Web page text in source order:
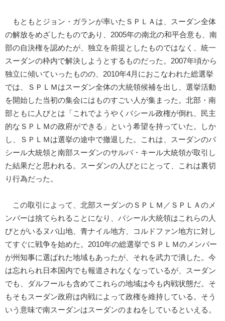
もともとジョン・ガランが率いたＳＰＬＡは、スーダン全体
の解放をめざしたものであり、2005年の南北の和平合意も、南
部の自決権を認めたが、独立を前提としたものではなく、統一
スーダンの枠内で解決しようとするものだった。2007年頃から
独立に傾いていったものの、2010年4月におこなわれた総選挙
では、ＳＰＬＭはスーダン全体の大統領候補を出し、選挙活動
を開始した当初の集会にはものすごい人が集まった。北部・南
部ともに人びとは「これでようやくバシール政権が倒れ、民主
的なＳＰＬＭの政府ができる」という希望を持っていた。しか
し、ＳＰＬＭは選挙の途中で撤退した。これは、スーダンのバ
シール大統領と南部スーダンのサルバ・キール大統領が取引し
た結果だと思われる。スーダンの人びとにとって、これは裏切
り行為だった。
この取引によって、北部スーダンのＳＰＬＭ／ＳＰＬＡのメ
ンバーは捨てられることになり、バシール大統領はこれらの人
びとがいるヌバ山地、青ナイル地方、コルドファン地方に対し
てすぐに戦争を始めた。2010年の総選挙でＳＰＬＭのメンバー
が州知事に選ばれた地域もあったが、それを武力で潰した。今
は忘れられ日本国内でも報道されなくなっているが、スーダン
でも、ダルフールも含めてこれらの地域は今も内戦状態だ。そ
もそもスーダン政府は内戦によって政権を維持している。そう
いう意味で南スーダンはスーダンのまねをしているといえる。